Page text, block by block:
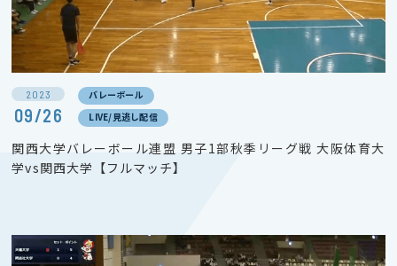
2023
09/26
バレーボール
LIVE/見逃し配信
関西大学バレーボール連盟 男子1部秋季リーグ戦 大阪体育大
学vs関西大学【フルマッチ】